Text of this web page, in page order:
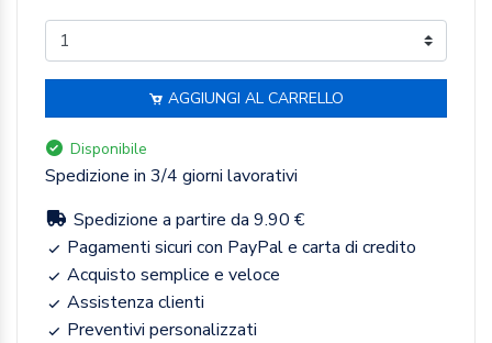
AGGIUNGI AL CARRELLO
Disponibile
Spedizione in 3/4 giorni lavorativi
Spedizione a partire da 9.90 €
Pagamenti sicuri con PayPal e carta di credito
Acquisto semplice e veloce
Assistenza clienti
Preventivi personalizzati